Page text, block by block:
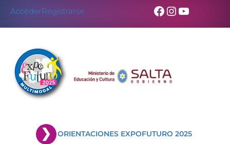
AccederRegistrarse Facebook
Instagram
YouTube
ORIENTACIONES EXPOFUTURO 2025